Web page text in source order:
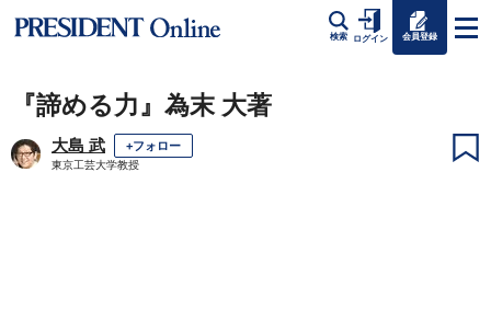
検索 ログイン 会員登録
『諦める力』為末 大著
大島 武 +フォロー
東京工芸大学教授